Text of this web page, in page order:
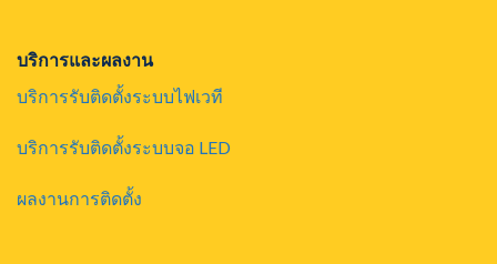
บริการและผลงาน
บริการรับติดตั้งระบบไฟเวที
บริการรับติดตั้งระบบจอ LED
ผลงานการติดตั้ง